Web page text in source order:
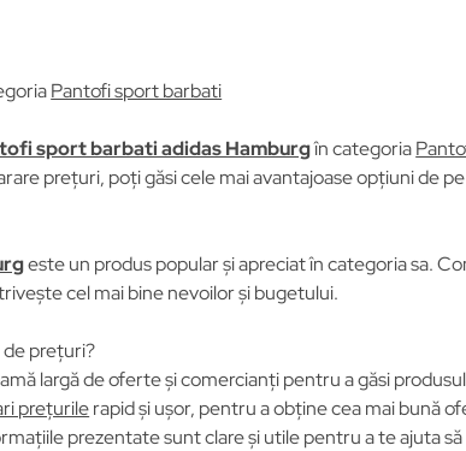
Pantofi sport barbati
sport barbati adidas Hamburgîn categoria
prețuri, poți găsi cele mai avantajoase opțiuni de
este un produs popular și apreciat în categoria sa.
cel mai bine nevoilor și bugetului.
prețuri?
largă de oferte și comercianți pentru a găsi
prețurilerapid și ușor, pentru a obține cea mai bună
prezentate sunt clare și utile pentru a te ajuta să